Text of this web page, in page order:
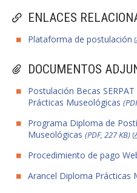
ENLACES
Plataforma de postulación
DOCUMENTOS
Postulación Becas
Prácticas Museológicas
Programa Diploma de
Museológicas (PDF, 227 KB)
Procedimiento de pago
Arancel Diploma Prácticas